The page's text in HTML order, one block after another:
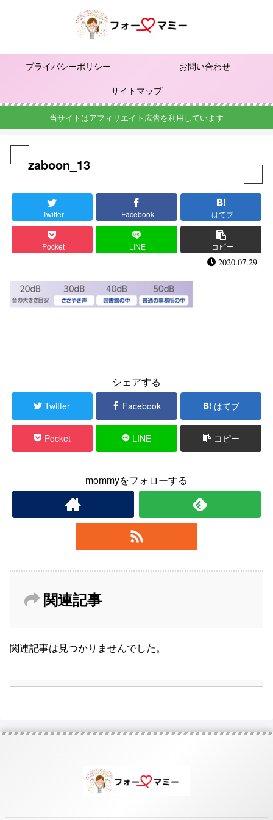
プライバシーポリシー
お問い合わせ
サイトマップ
当サイトはアフィリエイト広告を利用しています
zaboon_13
Twitter Facebook はてブ
Pocket LINE コピー
2020.07.29
シェアする
Twitter Facebook はてブ
Pocket LINE コピー
mommyをフォローする
関連記事
関連記事は見つかりませんでした。